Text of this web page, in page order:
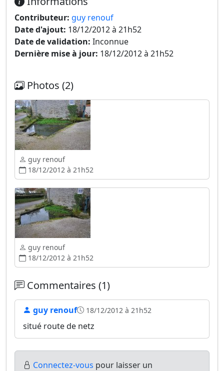
Contributeur: guy renouf
Date d'ajout: 18/12/2012 à 21h52
Date de validation: Inconnue
Dernière mise à jour: 18/12/2012 à 21h52
Photos (2)
guy renouf
18/12/2012 à 21h52
guy renouf
18/12/2012 à 21h52
Commentaires (1)
guy renouf 18/12/2012 à 21h52
situé route de netz
Connectez-vous pour laisser un